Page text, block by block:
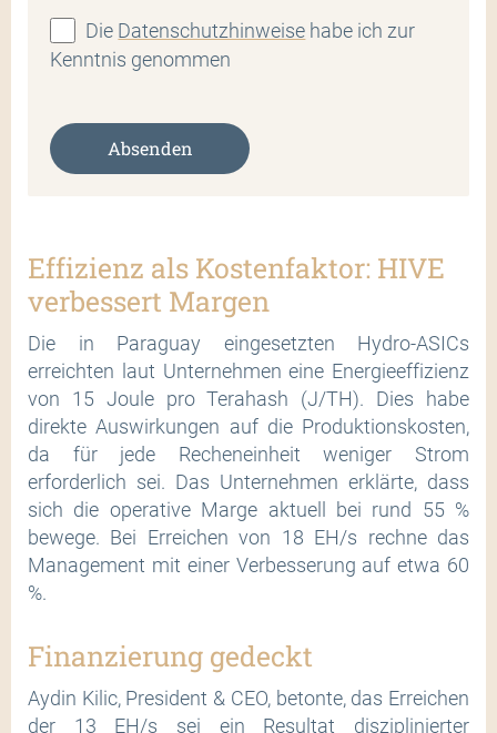
Die Datenschutzhinweise habe ich zur
Kenntnis genommen
Absenden
Effizienz als Kostenfaktor: HIVE
verbessert Margen
Die in Paraguay eingesetzten Hydro-ASICs
erreichten laut Unternehmen eine Energieeffizienz
von 15 Joule pro Terahash (J/TH). Dies habe
direkte Auswirkungen auf die Produktionskosten,
da für jede Recheneinheit weniger Strom
erforderlich sei. Das Unternehmen erklärte, dass
sich die operative Marge aktuell bei rund 55 %
bewege. Bei Erreichen von 18 EH/s rechne das
Management mit einer Verbesserung auf etwa 60
%.
Finanzierung gedeckt
Aydin Kilic, President & CEO, betonte, das Erreichen
der 13 EH/s sei ein Resultat disziplinierter